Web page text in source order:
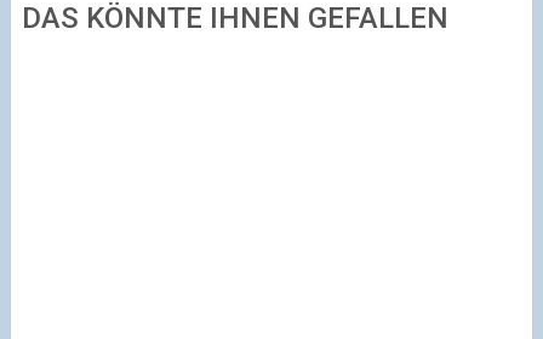
DAS KÖNNTE IHNEN GEFALLEN